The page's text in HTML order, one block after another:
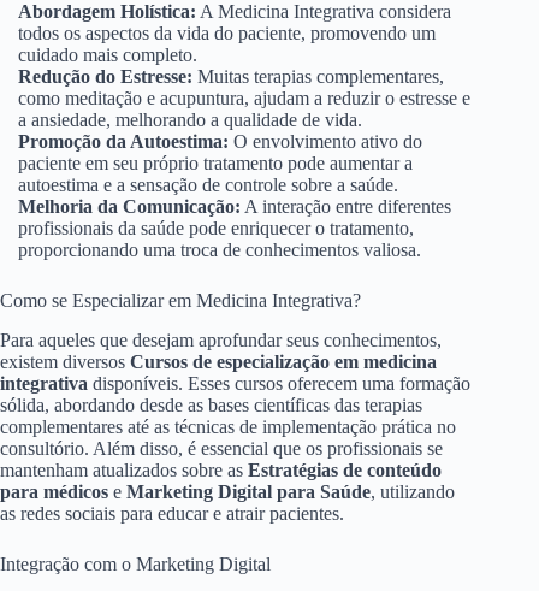
Abordagem Holística: A Medicina Integrativa considera
todos os aspectos da vida do paciente, promovendo um
cuidado mais completo.
Redução do Estresse: Muitas terapias complementares,
como meditação e acupuntura, ajudam a reduzir o estresse e
a ansiedade, melhorando a qualidade de vida.
Promoção da Autoestima: O envolvimento ativo do
paciente em seu próprio tratamento pode aumentar a
autoestima e a sensação de controle sobre a saúde.
Melhoria da Comunicação: A interação entre diferentes
profissionais da saúde pode enriquecer o tratamento,
proporcionando uma troca de conhecimentos valiosa.
Como se Especializar em Medicina Integrativa?
Para aqueles que desejam aprofundar seus conhecimentos,
existem diversos Cursos de especialização em medicina
integrativa disponíveis. Esses cursos oferecem uma formação
sólida, abordando desde as bases científicas das terapias
complementares até as técnicas de implementação prática no
consultório. Além disso, é essencial que os profissionais se
mantenham atualizados sobre as Estratégias de conteúdo
para médicos e Marketing Digital para Saúde, utilizando
as redes sociais para educar e atrair pacientes.
Integração com o Marketing Digital